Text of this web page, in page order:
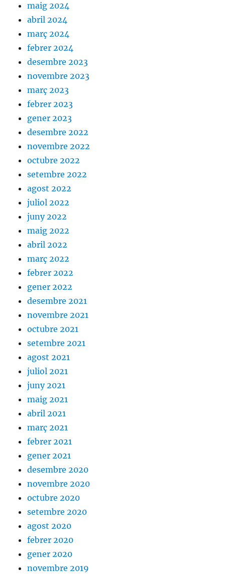
maig 2024
abril 2024
març 2024
febrer 2024
desembre 2023
novembre 2023
març 2023
febrer 2023
gener 2023
desembre 2022
novembre 2022
octubre 2022
setembre 2022
agost 2022
juliol 2022
juny 2022
maig 2022
abril 2022
març 2022
febrer 2022
gener 2022
desembre 2021
novembre 2021
octubre 2021
setembre 2021
agost 2021
juliol 2021
juny 2021
maig 2021
abril 2021
març 2021
febrer 2021
gener 2021
desembre 2020
novembre 2020
octubre 2020
setembre 2020
agost 2020
febrer 2020
gener 2020
novembre 2019